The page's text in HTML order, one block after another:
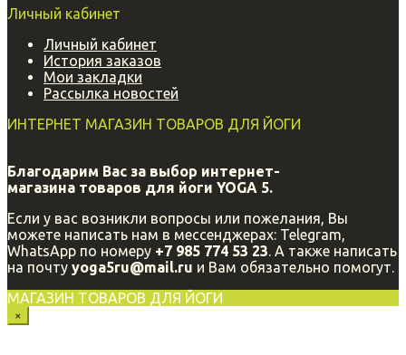
Личный кабинет
Личный кабинет
История заказов
Мои закладки
Рассылка новостей
ИНТЕРНЕТ МАГАЗИН ТОВАРОВ ДЛЯ ЙОГИ
Благодарим Вас за выбор интернет-
магазина товаров для йоги YOGA 5.
Если у вас возникли вопросы или пожелания, Вы
можете написать нам в мессенджерах: Telegram,
WhatsApp по номеру +7 985 774 53 23. А также написать
на почту yoga5ru@mail.ru и Вам обязательно помогут.
МАГАЗИН ТОВАРОВ ДЛЯ ЙОГИ
×